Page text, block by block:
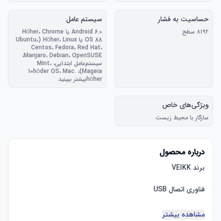
حساسیت به فشار
۸۱۹۲ سطح
سیستم عامل
Android 6.0 یا Höher، Chrome
OS 88 یا Höher، Linux (Ubuntu،
Centos، Fedora، Red Hat،
Manjaro، Debian، OpenSUSE،
سیستم‌عامل ابتدایی، Mint،
Mageia)، 10höder OS، Mac.
höherبیشتر ببینید
ویژگی‌های خاص
سازگار با محیط زیست
درباره محصول
مشاهده بیشتر